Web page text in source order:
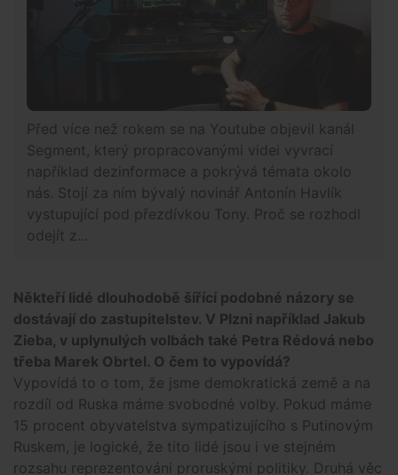
Před více než rokem se na Youtube objevil kanál
Segment, který propracovanými videi vyvrací
například dezinformace a pokrývá témata okolo
nás. Stojí za ním bývalý novinář Antonín Havlík
vystupující pod přezdívkou Tony. Proč se rozhodl
odejít z...
Někteří lidé dlouhodobě šířící podobné názory se
dostávají do zastupitelstev. V Plzni například Jakub
Zieba, v uplynulých volbách také Petra Rédová nebo
třeba Marek Obrtel. O čem to vypovídá?
Vypovídá to o tom, že jsme demokratická země a na
rozdíl od Ruska máme svobodné volby. Pokud máme
15 procent obyvatelstva sympatizujícího s Putinovým
Ruskem, je logické, že tito lidé jsou i ve stejném
rozsahu reprezentováni proruskými politiky. Druhá věc